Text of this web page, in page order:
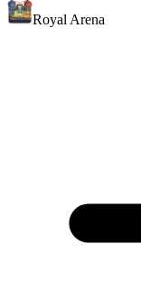
Royal Arena